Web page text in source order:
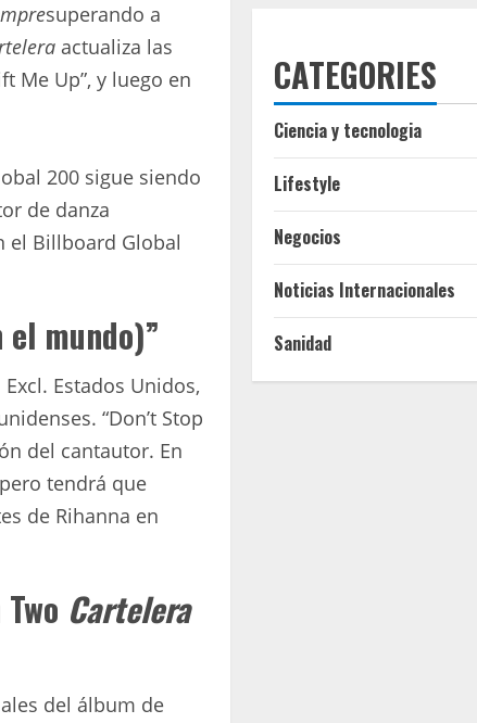
superando a
actualiza las
Me Up”, y luego en
200 sigue siendo
de danza
el Billboard Global
mundo)”
Estados Unidos,
“Don’t Stop
del cantautor. En
tendrá que
de Rihanna en
Cartelera
del álbum de
CATEGORIES
Ciencia y tecnologia
Lifestyle
Negocios
Noticias Internacionales
Sanidad